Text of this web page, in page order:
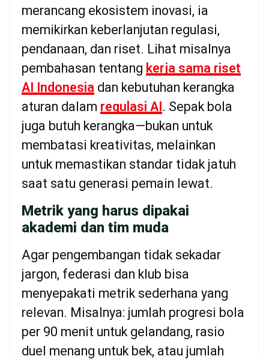
merancang ekosistem inovasi, ia
memikirkan keberlanjutan regulasi,
pendanaan, dan riset. Lihat misalnya
pembahasan tentang kerja sama riset
AI Indonesia dan kebutuhan kerangka
aturan dalam regulasi AI. Sepak bola
juga butuh kerangka—bukan untuk
membatasi kreativitas, melainkan
untuk memastikan standar tidak jatuh
saat satu generasi pemain lewat.
Metrik yang harus dipakai
akademi dan tim muda
Agar pengembangan tidak sekadar
jargon, federasi dan klub bisa
menyepakati metrik sederhana yang
relevan. Misalnya: jumlah progresi bola
per 90 menit untuk gelandang, rasio
duel menang untuk bek, atau jumlah